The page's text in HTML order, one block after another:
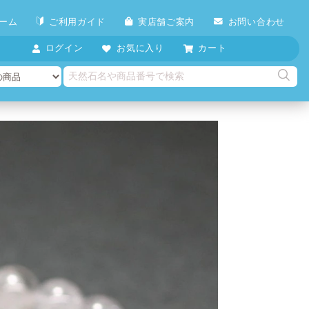
ム ご利用ガイド 実店舗ご案内 お問い合わせ
ログイン お気に入り カート